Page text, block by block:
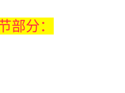
部分：